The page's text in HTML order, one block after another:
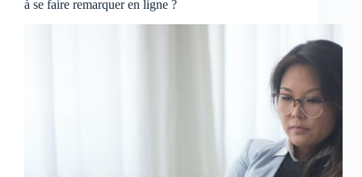
à se faire remarquer en ligne ?